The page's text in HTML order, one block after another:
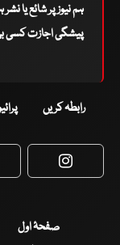
ہم نیوز پر شائع یا
پیشگی اجازت کسی
رابطہ کریں
صفحۂ اول